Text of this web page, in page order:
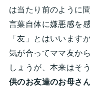
は当たり前のように
言葉自体に嫌悪感を
「友」とはいいます
気が合ってママ友か
しょうが、本来はそ
供のお友達のお母さん